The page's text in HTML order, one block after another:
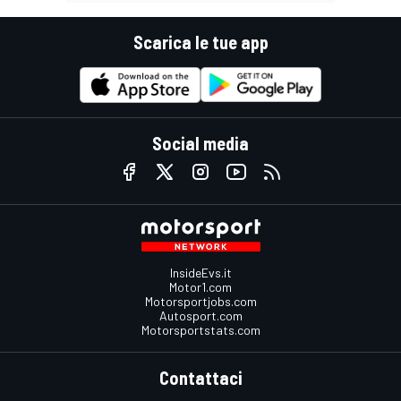
Scarica le tue app
Social media
InsideEvs.it
Motor1.com
Motorsportjobs.com
Autosport.com
Motorsportstats.com
Contattaci